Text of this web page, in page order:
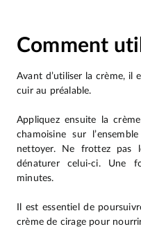
Comment
Avant d’utiliser la crème, il
cuir au préalable.
Appliquez ensuite la
chamoisine sur
nettoyer. Ne frottez
dénaturer celui-ci. Une
minutes.
Il est essentiel de
crème de cirage pour